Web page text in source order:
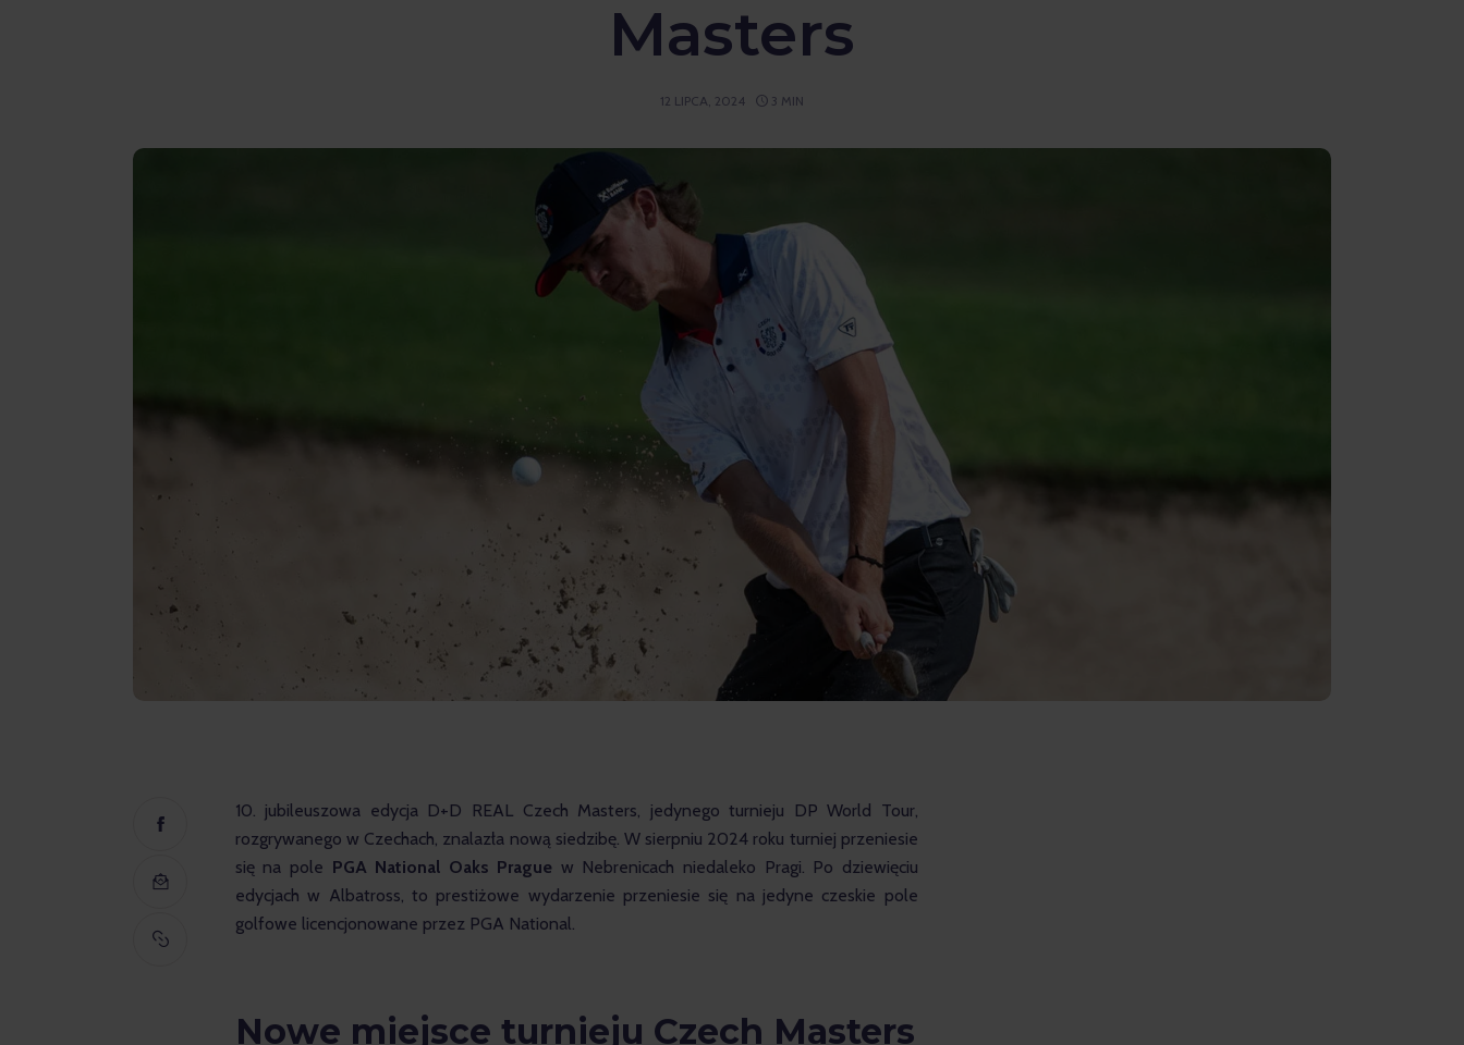
Masters
12 LIPCA, 2024 3 MIN
10. jubileuszowa edycja D+D REAL Czech Masters, jedynego turnieju DP World Tour,
rozgrywanego w Czechach, znalazła nową siedzibę. W sierpniu 2024 roku turniej przeniesie
się na pole PGA National Oaks Prague w Nebrenicach niedaleko Pragi. Po dziewięciu
edycjach w Albatross, to prestiżowe wydarzenie przeniesie się na jedyne czeskie pole
golfowe licencjonowane przez PGA National.
Nowe miejsce turnieju Czech Masters